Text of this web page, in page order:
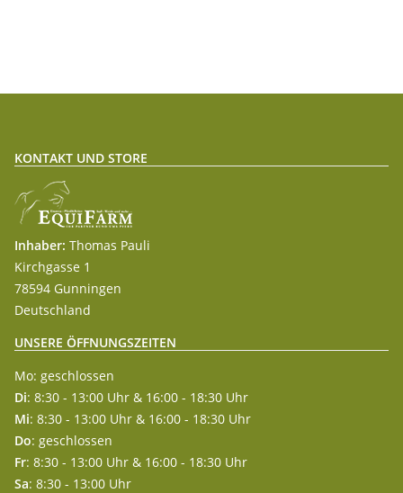
KONTAKT UND STORE
Inhaber: Thomas Pauli
Kirchgasse 1
78594 Gunningen
Deutschland
UNSERE ÖFFNUNGSZEITEN
Mo: geschlossen
Di: 8:30 - 13:00 Uhr & 16:00 - 18:30 Uhr
Mi: 8:30 - 13:00 Uhr & 16:00 - 18:30 Uhr
Do: geschlossen
Fr: 8:30 - 13:00 Uhr & 16:00 - 18:30 Uhr
Sa: 8:30 - 13:00 Uhr